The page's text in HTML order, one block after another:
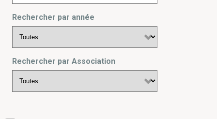
Rechercher par année
Rechercher par Association